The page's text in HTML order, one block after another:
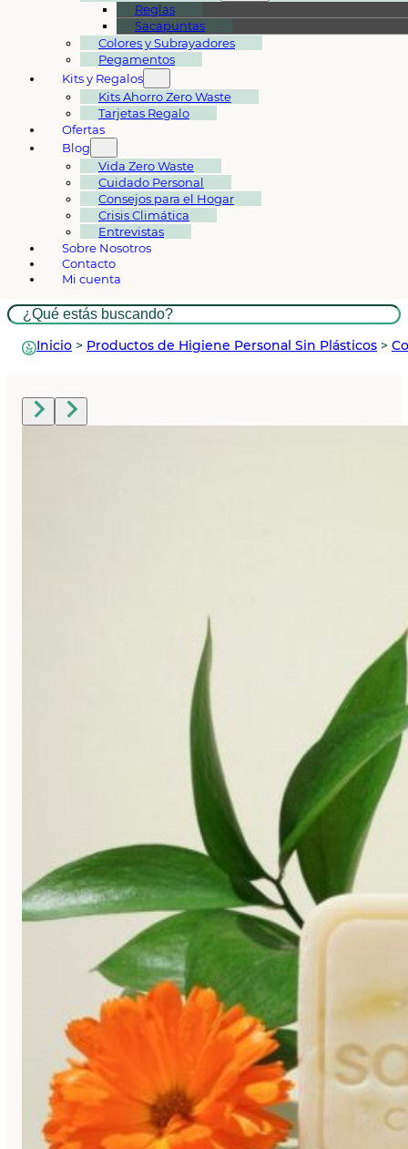
Reglas
Sacapuntas
Colores y Subrayadores
Pegamentos
Kits y Regalos
Kits Ahorro Zero Waste
Tarjetas Regalo
Ofertas
Blog
Vida Zero Waste
Cuidado Personal
Consejos para el Hogar
Crisis Climática
Entrevistas
Sobre Nosotros
Contacto
Mi cuenta
Buscar
Inicio > Productos de Higiene Personal Sin Plásticos >